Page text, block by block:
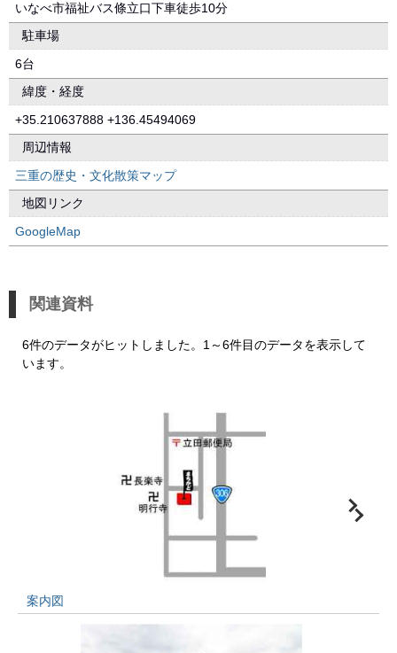
いなべ市福祉バス條立口下車徒歩10分
駐車場
6台
緯度・経度
+35.210637888 +136.45494069
周辺情報
三重の歴史・文化散策マップ
地図リンク
GoogleMap
関連資料
6件のデータがヒットしました。1～6件目のデータを表示して
います。
案内図